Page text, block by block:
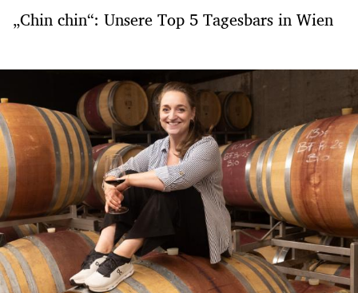
„Chin chin“: Unsere Top 5 Tagesbars in Wien